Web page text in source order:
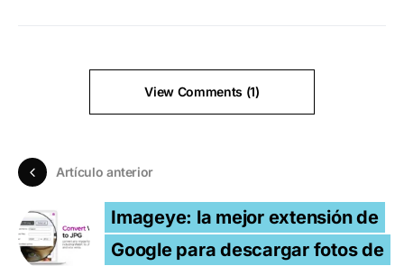
View Comments (1)
Artículo anterior
Imageye: la mejor extensión de
Google para descargar fotos de